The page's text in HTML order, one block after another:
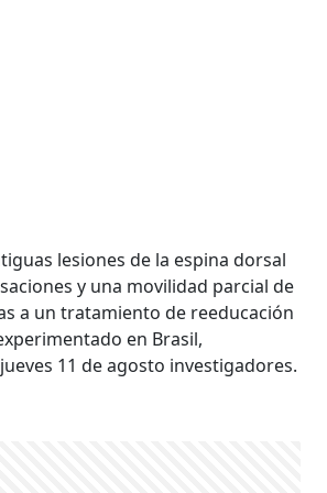
lesiones de la espina dorsal
y una movilidad parcial de
a un tratamiento de reeducación
en Brasil,
11 de agosto investigadores.